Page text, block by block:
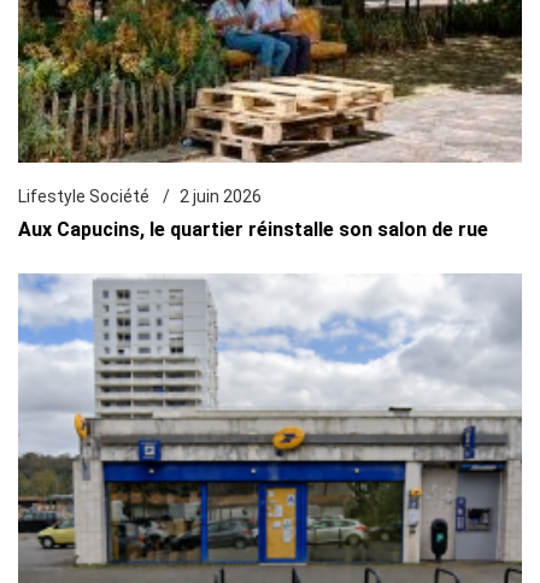
Lifestyle Société 2 juin 2026
Aux Capucins, le quartier réinstalle son salon de rue